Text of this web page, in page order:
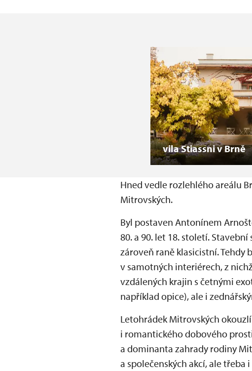
vila Stiassni v Brně
Hned vedle rozlehlého areálu
Mitrovských.
Byl postaven Antonínem
80. a 90. let 18. století.
zároveň raně klasicistní. Tehdy
v samotných interiérech, z
vzdálených krajin s četnými
například opice), ale i
Letohrádek Mitrovských
i romantického dobového
a dominanta zahrady rodiny
a společenských akcí, ale